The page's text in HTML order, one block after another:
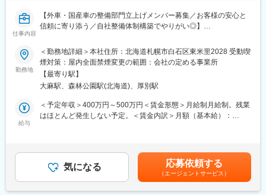
できる範囲です。釧路・紋別・帯広方面もございますが基本的に
宿泊を伴うことはございません。（本州や産地に行く機会はたま
・残業は月平均20時間以内となりますが、繁忙期の夏場やお正月
などは多少忙しくなります。その分しっかりお休みをとって調整
しております。
入社後は先輩が担当している色々な品目を見て勉強し、３か月～
半年を目安に担当顧客をもって独り立ちしていただくことを想定
■組織構成：
・営業担当：8名10、20年目のベテラン社員もいるため日々知識
を吸収することができます。
仕事内容
【外車・国産車の整備部門立上げメンバー募集／お客様の安心と
信頼に寄り添う／自社整備体制構築でやりがい◎】
■業務概要
当社は北海道札幌市を拠点に、車両の買取・販売・点検・整備を
一貫して手がける企業です。現在は整備業務を外部に委託してい
ますが、今後は自社内での整備部門立ち上げを進めており、部門
の核となる整備士を募集しています。
■業務詳細
・案件管理
▼業務の特徴
・外車（特にドイツ車）、及び日本車を扱います。おおよそ外
勤務地
＜勤務地詳細＞本社住所：北海道札幌市白石区東米里2028 受動喫
煙対策：屋内全面禁煙変更の範囲：会社の定める事業所
【最寄り駅】
大麻駅、森林公園駅(北海道)、厚別駅
給与
＜予定年収＞400万円～500万円＜賃金形態＞月給制月給制。残業
はほとんど発生しない予定。＜賃金内訳＞月額（基本給）：
する可能性があります。月給(月額)は固定手当を含めた表記です。
気になる 応募依頼する
（エージェントサービス）